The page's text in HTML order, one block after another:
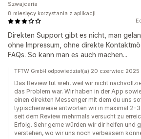
Direkten Support gibt es nicht, man
ohne Impressum, ohne direkte
FAQs. So kann man es auch machen...
Szwajcaria
8 miesięcy korzystania z aplikacji
TFTW GmbH odpowiedział(a) 20 czerwiec 2025
Das Review tut weh, weil wir nicht
das Problem war. Wir haben in der App
einen direkten Messenger mit dem du uns
typischerweise antworten wir in maximal 2-
seit dem Review mehrmals versucht zu
Erfolg. Sehr gerne würden wir dir helfen und
verstehen, wo wir uns noch verbessern